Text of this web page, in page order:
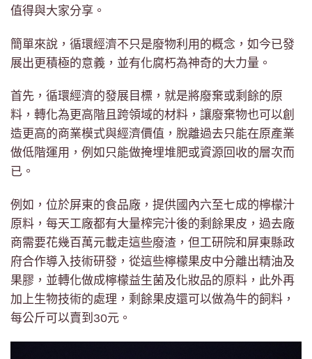
值得與大家分享。
簡單來說，循環經濟不只是廢物利用的概念，如今已發
展出更積極的意義，並有化腐朽為神奇的大力量。
首先，循環經濟的發展目標，就是將廢棄或剩餘的原
料，轉化為更高階且跨領域的材料，讓廢棄物也可以創
造更高的商業模式與經濟價值，脫離過去只能在原產業
做低階運用，例如只能做掩埋堆肥或資源回收的層次而
已。
例如，位於屏東的食品廠，提供國內六至七成的檸檬汁
原料，每天工廠都有大量榨完汁後的剩餘果皮，過去廠
商需要花幾百萬元載走這些廢渣，但工研院和屏東縣政
府合作導入技術研發，從這些檸檬果皮中分離出精油及
果膠，並轉化做成檸檬益生菌及化妝品的原料，此外再
加上生物技術的處理，剩餘果皮還可以做為牛的飼料，
每公斤可以賣到30元。